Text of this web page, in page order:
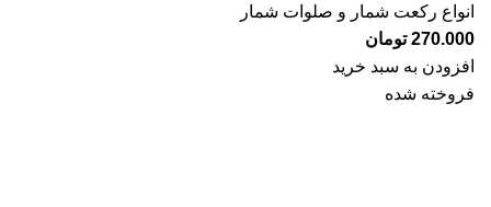
انواع رکعت شمار و صلوات شمار
270.000 تومان
افزودن به سبد خرید
فروخته شده